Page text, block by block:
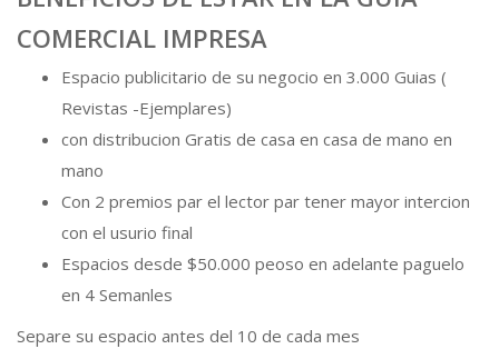
COMERCIAL IMPRESA
Espacio publicitario de su negocio en 3.000 Guias (
Revistas -Ejemplares)
con distribucion Gratis de casa en casa de mano en
mano
Con 2 premios par el lector par tener mayor intercion
con el usurio final
Espacios desde $50.000 peoso en adelante paguelo
en 4 Semanles
Separe su espacio antes del 10 de cada mes